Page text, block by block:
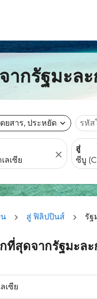
ากรัฐมะล
ดยสาร, ประหยัด expand_more รหั
close
สู่
สู่ ฟิลิปปินส์ รัฐ
ที่สุดจากรัฐมะล
คุณ (ต้นทางและ/หรือปล